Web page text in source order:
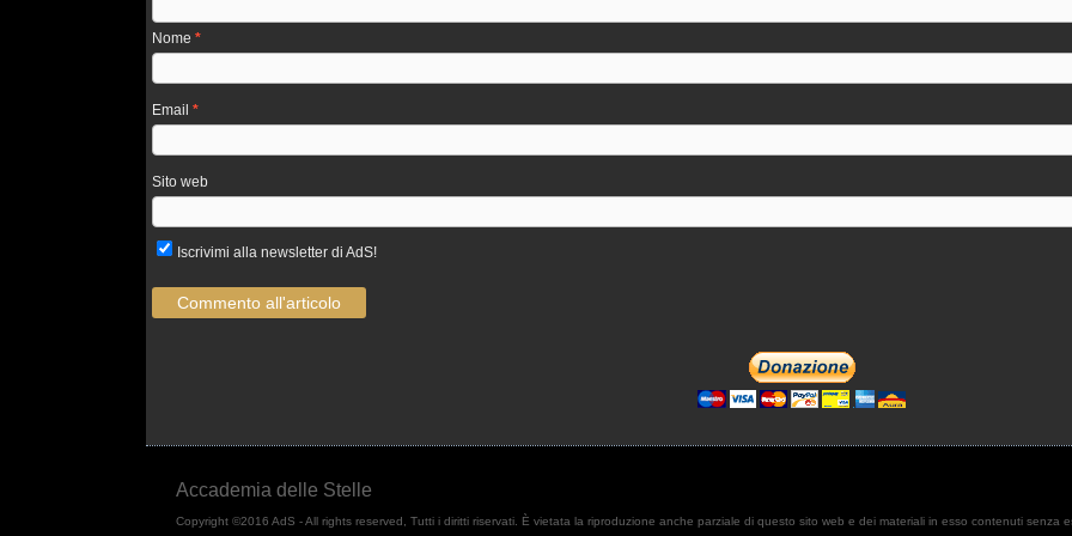
Nome *
Email *
Sito web
Iscrivimi alla newsletter di AdS!
Accademia delle Stelle
Copyright ©2016 AdS - All rights reserved, Tutti i diritti riservati. È vietata la riproduzione anche parziale di questo sito web e dei materiali in esso contenuti senza